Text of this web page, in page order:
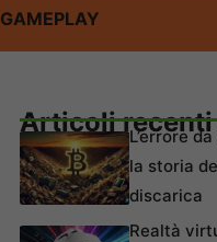
GAMEPLAY
Articoli recenti
L’errore
la storia
discarica
Realtà